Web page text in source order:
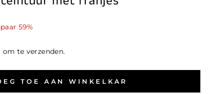
59%
om te verzenden.
TOE AAN WINKELKAR